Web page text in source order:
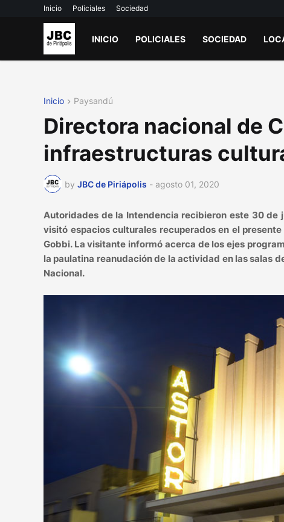
Inicio Policiales Sociedad
INICIO POLICIALES SOCIEDAD
Inicio Paysandú
Directora nacional de
infraestructuras
by JBC de Piriápolis - agosto 01, 2020
Autoridades de la Intendencia recibieron este 30 de
visitó espacios culturales recuperados en el
Gobbi. La visitante informó acerca de los ejes
la paulatina reanudación de la actividad en las salas
Nacional.